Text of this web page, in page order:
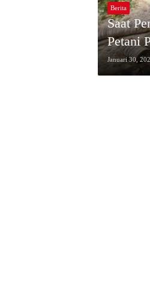
Berita
Saat
Petani
Januari 30,